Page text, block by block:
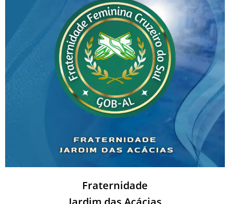
Fraternidade